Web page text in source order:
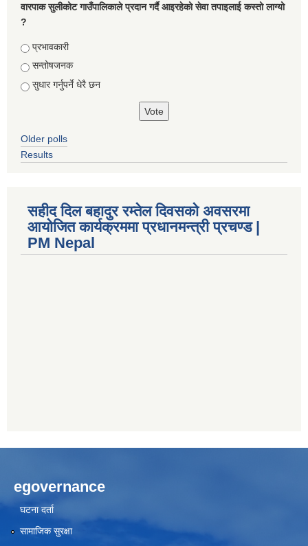
वारपाक सुलीकोट गाउँपालिकाले प्रदान गर्दै आइरहेको सेवा तपाइलाई कस्तो लाग्यो
?
Choices
प्रभावकारी
सन्तोषजनक
सुधार गर्नुपर्ने धेरै छन
Older polls
Results
सहीद दिल बहादुर रम्तेल दिवसको अवसरमा
आयोजित कार्यक्रममा प्रधानमन्त्री प्रचण्ड |
PM Nepal
egovernance
घटना दर्ता
सामाजिक सुरक्षा